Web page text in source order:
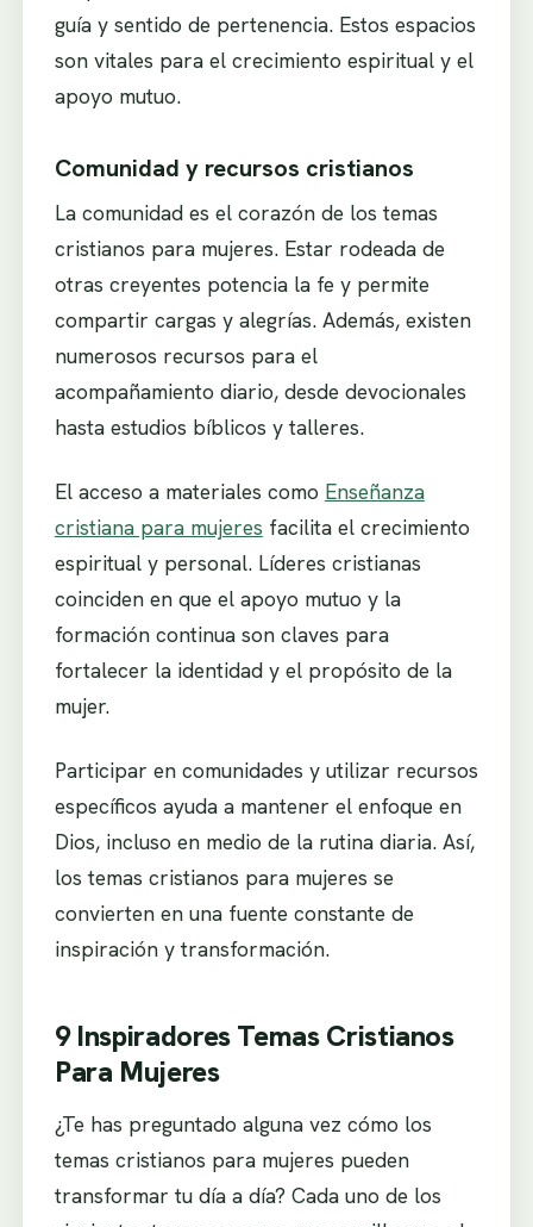
guía y sentido de pertenencia. Estos espacios
son vitales para el crecimiento espiritual y el
apoyo mutuo.
Comunidad y recursos cristianos
La comunidad es el corazón de los temas
cristianos para mujeres. Estar rodeada de
otras creyentes potencia la fe y permite
compartir cargas y alegrías. Además, existen
numerosos recursos para el
acompañamiento diario, desde devocionales
hasta estudios bíblicos y talleres.
El acceso a materiales como Enseñanza
cristiana para mujeres facilita el crecimiento
espiritual y personal. Líderes cristianas
coinciden en que el apoyo mutuo y la
formación continua son claves para
fortalecer la identidad y el propósito de la
mujer.
Participar en comunidades y utilizar recursos
específicos ayuda a mantener el enfoque en
Dios, incluso en medio de la rutina diaria. Así,
los temas cristianos para mujeres se
convierten en una fuente constante de
inspiración y transformación.
9 Inspiradores Temas Cristianos
Para Mujeres
¿Te has preguntado alguna vez cómo los
temas cristianos para mujeres pueden
transformar tu día a día? Cada uno de los